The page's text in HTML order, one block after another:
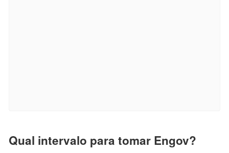
Qual intervalo para tomar Engov?